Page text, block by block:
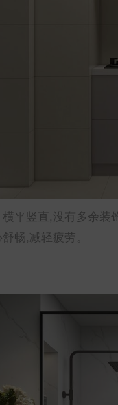
平竖直,没有多余
畅,减轻疲劳。